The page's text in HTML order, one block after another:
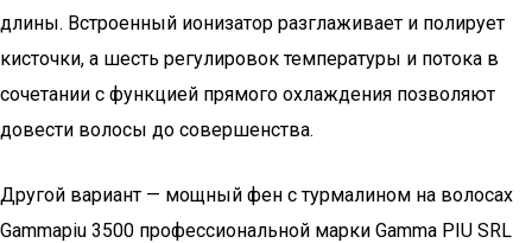
длины. Встроенный ионизатор разглаживает и полирует
кисточки, а шесть регулировок температуры и потока в
сочетании с функцией прямого охлаждения позволяют
довести волосы до совершенства.
Другой вариант — мощный фен с турмалином на волосах
Gammapiu 3500 профессиональной марки Gamma PIU SRL